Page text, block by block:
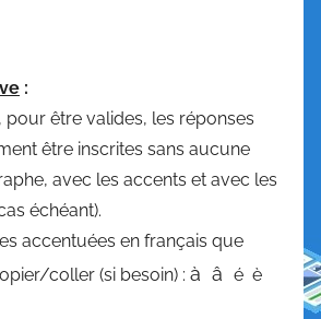
:
pour être valides, les réponses
être inscrites sans aucune
avec les accents et avec les
échéant).
accentuées en français que
coller (si besoin) : à â é è